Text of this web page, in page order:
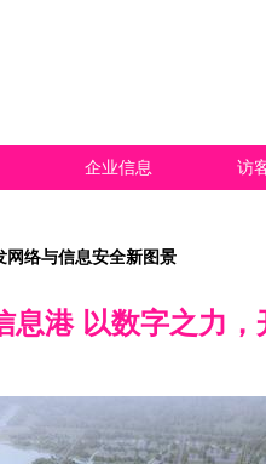
企业信息 访
网络与信息安全新图景
息港 以数字之力